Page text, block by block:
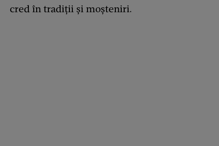
cred în tradiții și moșteniri.